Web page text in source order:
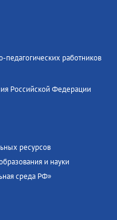
работников
Российской Федерации
ресурсов
и науки
среда РФ»